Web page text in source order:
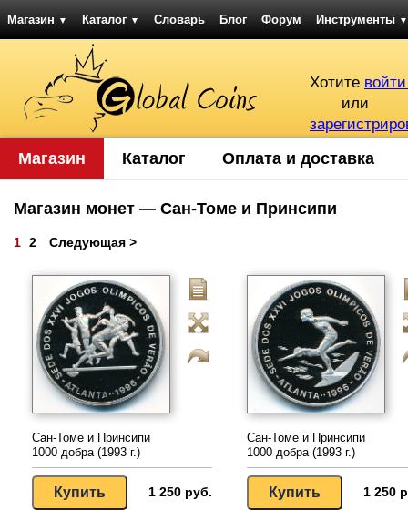
Магазин ▼ Каталог ▼ Словарь Блог Форум Инструменты ▼
Хотите
или
Магазин Каталог Оплата и доставка
Магазин монет — Сан-Томе и Принсипи
1 2 Следующая >
Сан-Томе и Принсипи
1000 добра (1993 г.)
1 250 руб.
Сан-Томе и Принсипи
1000 добра (1993 г.)
1 250